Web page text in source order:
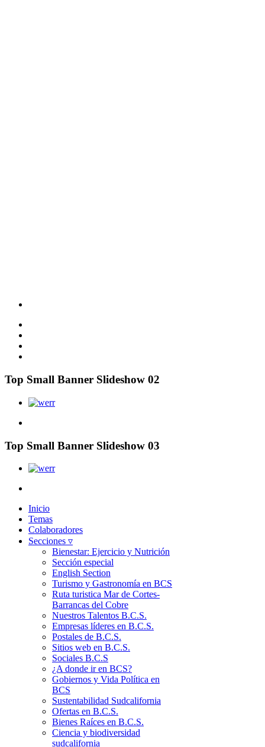
Top Small Banner Slideshow 02
Top Small Banner Slideshow 03
Inicio
Temas
Colaboradores
Secciones ▿
Bienestar: Ejercicio y Nutrición
Sección especial
English Section
Turismo y Gastronomía en BCS
Ruta turistica Mar de Cortes-
Barrancas del Cobre
Nuestros Talentos B.C.S.
Empresas líderes en B.C.S.
Postales de B.C.S.
Sitios web en B.C.S.
Sociales B.C.S
¿A donde ir en BCS?
Gobiernos y Vida Política en
BCS
Sustentabilidad Sudcalifornia
Ofertas en B.C.S.
Bienes Raíces en B.C.S.
Ciencia y biodiversidad
sudcalifornia